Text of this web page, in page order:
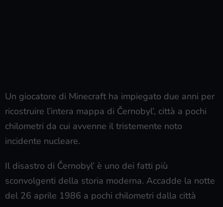
Un giocatore di Minecraft ha impiegato due anni per
ricostruire l’intera mappa di Černobyl’, città a pochi
chilometri da cui avvenne il tristemente noto
incidente nucleare.
Il disastro di Černobyl’ è uno dei fatti più
sconvolgenti della storia moderna. Accadde la notte
del 26 aprile 1986 a pochi chilometri dalla città